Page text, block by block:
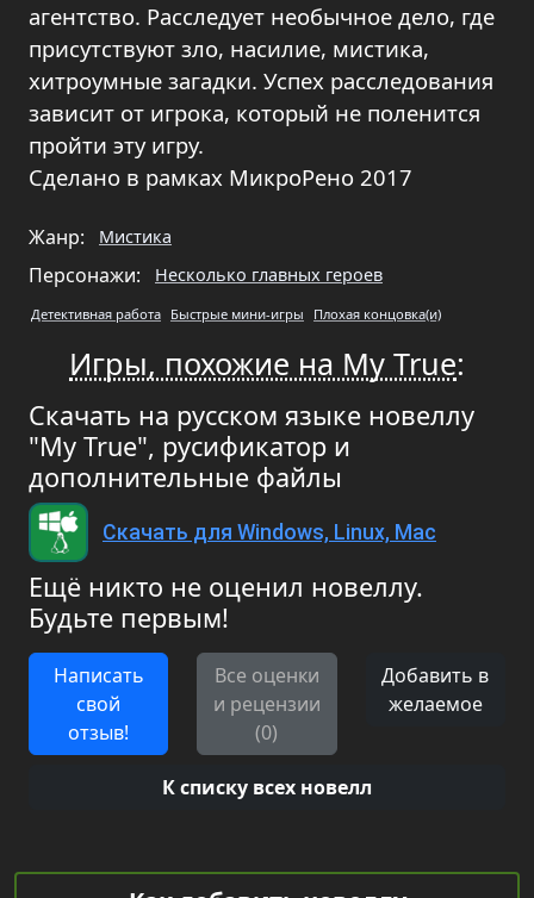
агентство. Расследует необычное дело, где
присутствуют зло, насилие, мистика,
хитроумные загадки. Успех расследования
зависит от игрока, который не поленится
пройти эту игру.
Сделано в рамках МикроРено 2017
Жанр: Мистика
Персонажи: Несколько главных героев
Детективная работа Быстрые мини-игры Плохая концовка(и)
Игры, похожие на My True:
Скачать на русском языке новеллу
"My True", русификатор и
дополнительные файлы
Скачать для Windows, Linux, Mac
Ещё никто не оценил новеллу.
Будьте первым!
Написать
свой
отзыв!
Все оценки
и рецензии
(0)
Добавить в
желаемое
К списку всех новелл